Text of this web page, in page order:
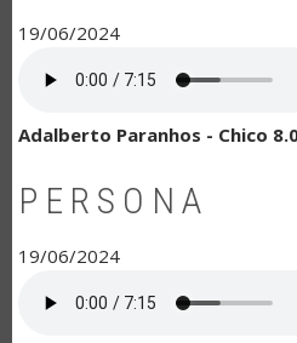
19/06/2024
Adalberto Paranhos - Chico
PERSONA
19/06/2024